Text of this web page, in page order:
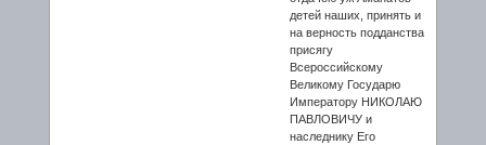
детей наших, принять и
на верность подданства
присягу
Всероссийскому
Великому Государю
Императору НИКОЛАЮ
ПАВЛОВИЧУ и
наследнику Его